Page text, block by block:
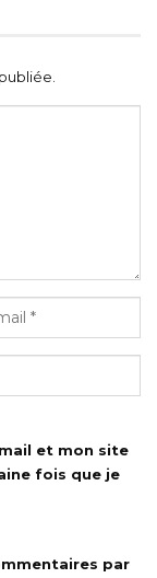
et mon site
fois que je
par